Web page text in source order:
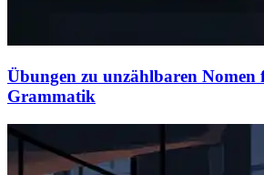
Übungen zu unzählbaren Nomen
Grammatik